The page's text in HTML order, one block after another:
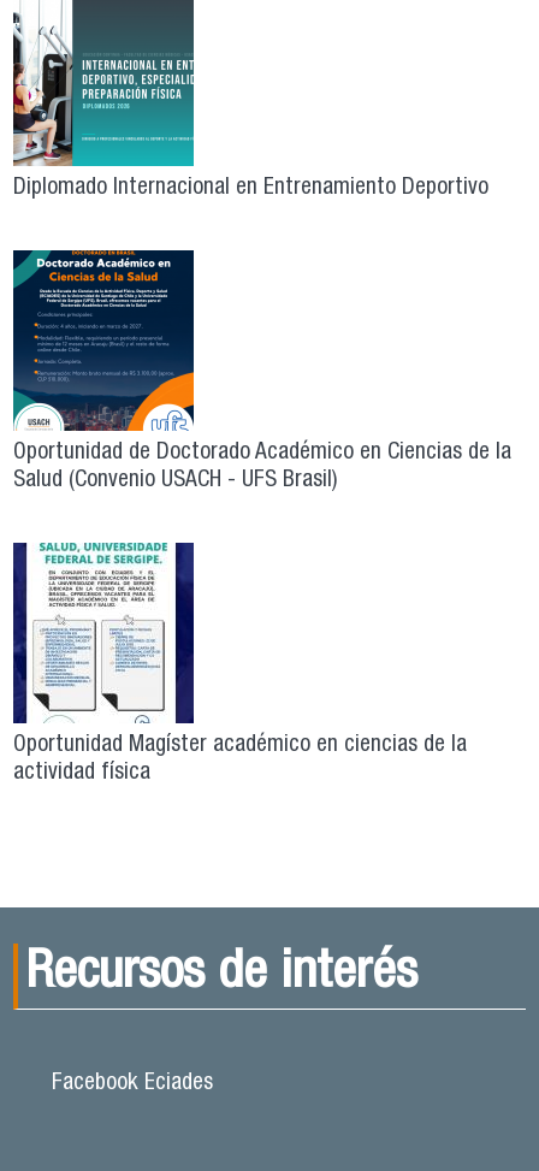
Diplomado Internacional en Entrenamiento Deportivo
Oportunidad de Doctorado Académico en Ciencias de la
Salud (Convenio USACH - UFS Brasil)
Oportunidad Magíster académico en ciencias de la
actividad física
Recursos de interés
Facebook Eciades